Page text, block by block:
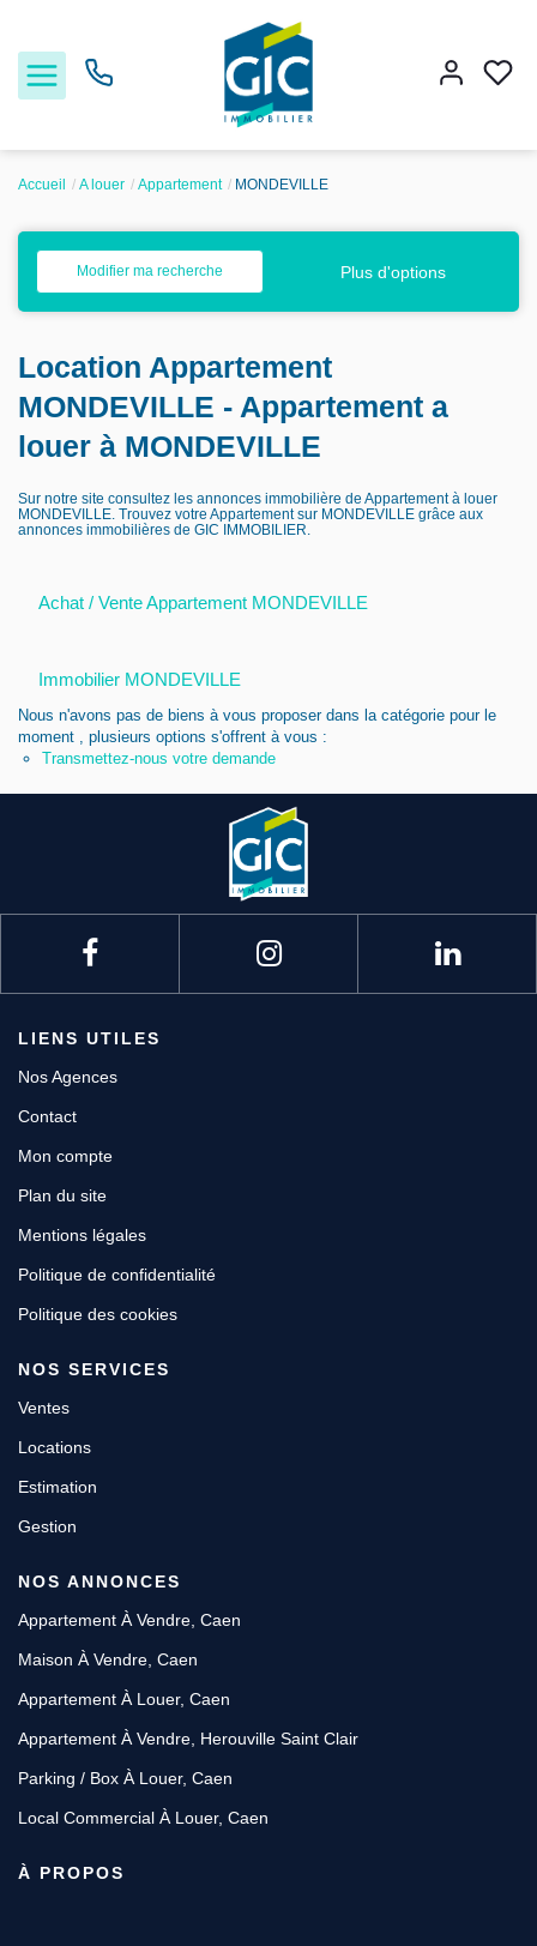
Acheter
Louer
Estimer
Nos services
Nos agences
Accueil A louer Appartement MONDEVILLE
Modifier ma recherche Plus d'options
Location Appartement
MONDEVILLE - Appartement a
louer à MONDEVILLE
Sur notre site consultez les annonces immobilière de Appartement à louer
MONDEVILLE. Trouvez votre Appartement sur MONDEVILLE grâce aux
annonces immobilières de GIC IMMOBILIER.
Achat / Vente Appartement MONDEVILLE
Immobilier MONDEVILLE
Nous n'avons pas de biens à vous proposer dans la catégorie pour le
moment , plusieurs options s'offrent à vous :
Transmettez-nous votre demande
LIENS UTILES
Nos Agences
Contact
Mon compte
Plan du site
Mentions légales
Politique de confidentialité
Politique des cookies
NOS SERVICES
Ventes
Locations
Estimation
Gestion
NOS ANNONCES
Appartement À Vendre, Caen
Maison À Vendre, Caen
Appartement À Louer, Caen
Appartement À Vendre, Herouville Saint Clair
Parking / Box À Louer, Caen
Local Commercial À Louer, Caen
À PROPOS